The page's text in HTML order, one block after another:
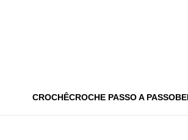
CROCHÊCROCHE PASSO A PASSO